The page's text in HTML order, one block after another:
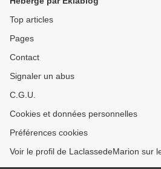
Top articles
Pages
Contact
Signaler un abus
C.G.U.
Cookies et données personnelles
Préférences cookies
Voir le profil de LaclassedeMarion sur